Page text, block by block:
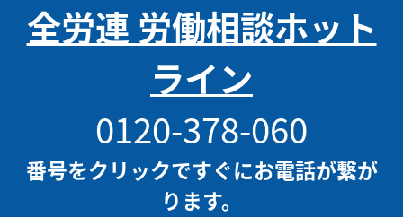
全労連 労働相談ホット
ライン
0120-378-060
番号をクリックですぐにお電話が繋が
ります。